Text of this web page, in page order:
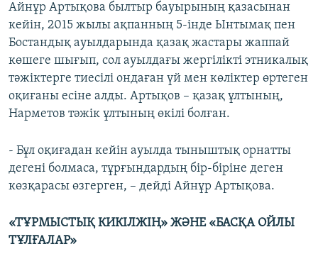
Айнұр Артықова былтыр бауырының қазасынан
кейін, 2015 жылы ақпанның 5-інде Ынтымақ пен
Бостандық ауылдарында қазақ жастары жаппай
көшеге шығып, сол ауылдағы жергілікті этникалық
тәжіктерге тиесілі ондаған үй мен көліктер өртеген
оқиғаны есіне алды. Артықов – қазақ ұлтының,
Нарметов тәжік ұлтының өкілі болған.
- Бұл оқиғадан кейін ауылда тыныштық орнатты
дегені болмаса, тұрғындардың бір-біріне деген
көзқарасы өзгерген, – дейді Айнұр Артықова.
«ТҰРМЫСТЫҚ КИКІЛЖІҢ» ЖӘНЕ «БАСҚА ОЙЛЫ
ТҰЛҒАЛАР»